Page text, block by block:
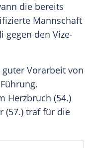
die bereits
Mannschaft
gegen den Vize-
Vorarbeit von
Herzbruch (54.)
(57.) traf für die